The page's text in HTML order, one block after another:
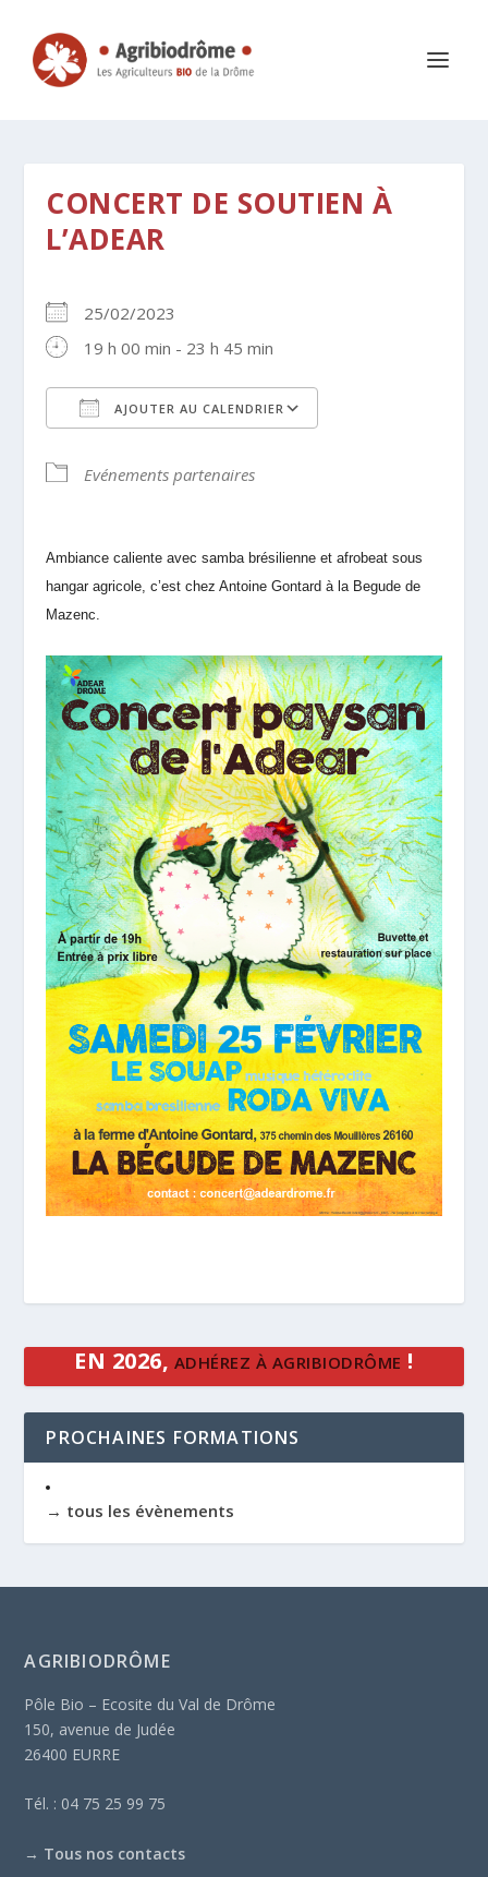
CONCERT DE SOUTIEN À
L’ADEAR
25/02/2023
19 h 00 min - 23 h 45 min
AJOUTER AU CALENDRIER
Evénements partenaires
Ambiance caliente avec samba brésilienne et afrobeat sous
hangar agricole, c’est chez Antoine Gontard à la Begude de
Mazenc.
EN 2026, ADHÉREZ À AGRIBIODRÔME !
PROCHAINES FORMATIONS
→ tous les évènements
AGRIBIODRÔME
Pôle Bio – Ecosite du Val de Drôme
150, avenue de Judée
26400 EURRE
Tél. : 04 75 25 99 75
→ Tous nos contacts